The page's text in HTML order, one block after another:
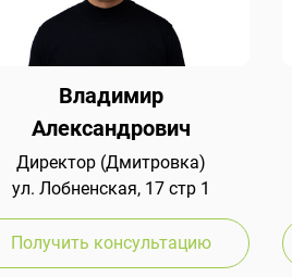
Владимир
Александрович
Директор (Дмитровка)
ул. Лобненская, 17 стр 1
Получить консультацию